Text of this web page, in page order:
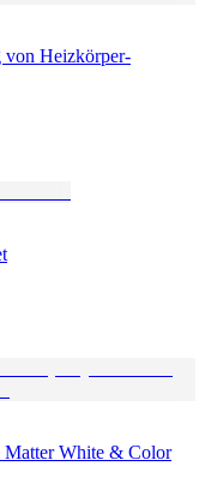
von Heizkörper-
Matter White & Color